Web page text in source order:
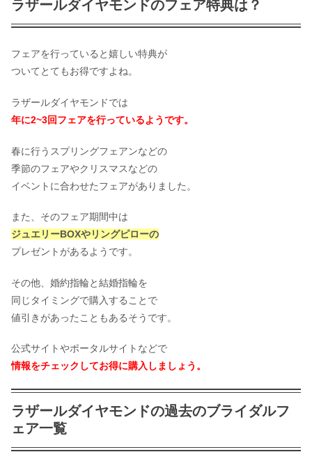
ラザールダイヤモンドのフェア特典は？
フェアを行っていると嬉しい特典が
ついてとてもお得ですよね。
ラザールダイヤモンドでは
年に2~3回フェアを行っているようです。
春に行うスプリングフェアンなどの
季節のフェアやクリスマスなどの
イベントに合わせたフェアがありました。
また、そのフェア期間中は
ジュエリーBOXやリングピローの
プレゼントがあるようです。
その他、婚約指輪と結婚指輪を
同じタイミングで購入することで
値引きがあったこともあるそうです。
公式サイトやポータルサイトなどで
情報をチェックしてお得に購入しましょう。
ラザールダイヤモンドの過去のブライダルフ
ェア一覧